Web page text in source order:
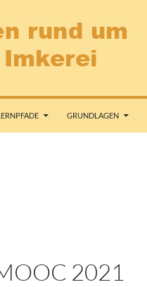
GRUNDLAGEN
2021